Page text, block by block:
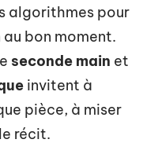
algorithmes pour
bon moment.
seconde main et
invitent à
pièce, à miser
récit.